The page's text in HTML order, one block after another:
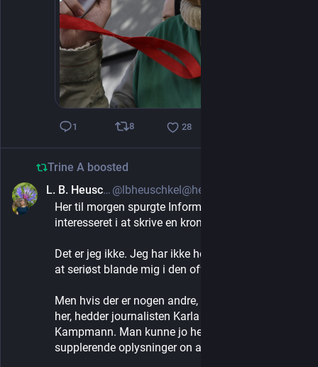
1 8 28
Trine A boosted
L. B. Heuschkel
Her til morgen spurgte Information om jeg er
interesseret i at skrive en kronik om fødiverset.
Det er jeg ikke. Jeg har ikke helbred eller fokus til
at seriøst blande mig i den offentlige debat.
Men hvis der er nogen andre, der ser et smuthul
her, hedder journalisten Karla Rosalina
Kampmann. Man kunne jo henvende sig med
supplerende oplysninger on alternativer til Meta.